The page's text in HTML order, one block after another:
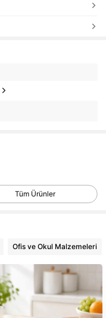
Tüm Ürünler
Ofis ve Okul Malzemeleri